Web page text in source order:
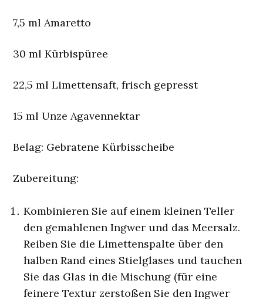
7,5 ml Amaretto
30 ml Kürbispüree
22,5 ml Limettensaft, frisch gepresst
15 ml Unze Agavennektar
Belag: Gebratene Kürbisscheibe
Zubereitung:
Kombinieren Sie auf einem kleinen Teller
den gemahlenen Ingwer und das Meersalz.
Reiben Sie die Limettenspalte über den
halben Rand eines Stielglases und tauchen
Sie das Glas in die Mischung (für eine
feinere Textur zerstoßen Sie den Ingwer